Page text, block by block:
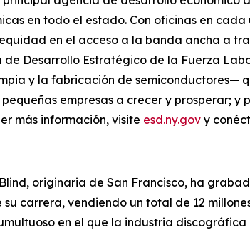
en todo el estado. Con oficinas en
en el acceso a la banda ancha a
Desarrollo Estratégico de la Fuerza
y la fabricación de semiconductores—
empresas a crecer y prosperar;
más información, visite esd.ny.gov y
originaria de San Francisco, ha
carrera, vendiendo un total de 12
en el que la industria